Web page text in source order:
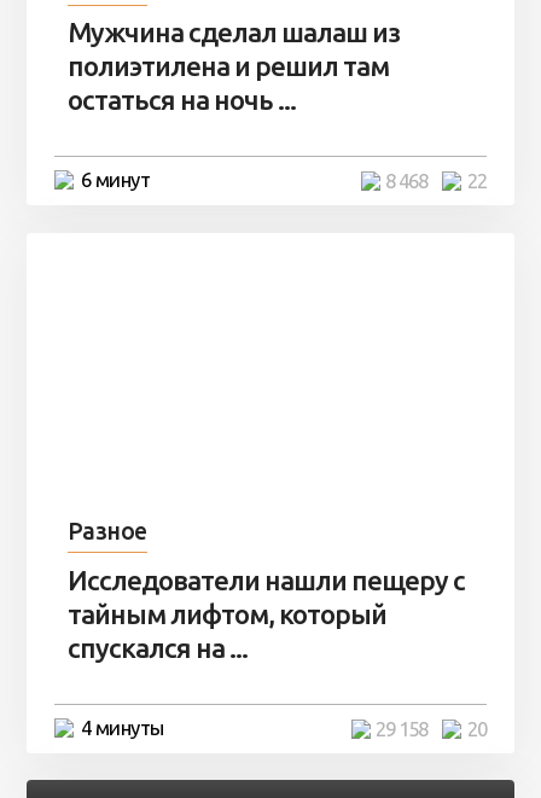
Мужчина сделал шалаш из
полиэтилена и решил там
остаться на ночь ...
6 минут 22
8 468
Разное
Исследователи нашли пещеру с
тайным лифтом, который
спускался на ...
4 минуты 20
29 158